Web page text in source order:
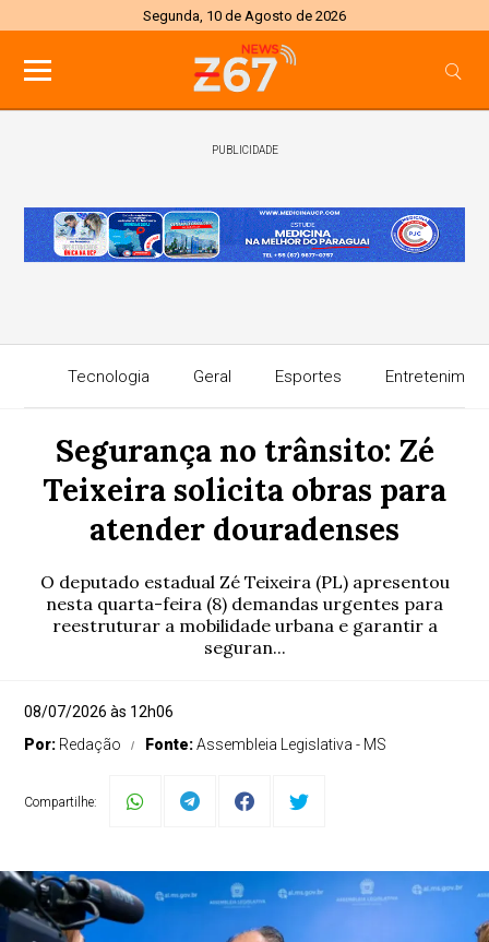
Segunda, 10 de Agosto de 2026
PUBLICIDADE
Tecnologia Geral Esportes
Segurança no trânsito: Zé
Teixeira solicita obras para
atender douradenses
O deputado estadual Zé Teixeira (PL) apresentou
nesta quarta-feira (8) demandas urgentes para
reestruturar a mobilidade urbana e garantir a
seguran...
08/07/2026 às 12h06
Por: Redação Fonte:Assembleia Legislativa - MS
Compartilhe: